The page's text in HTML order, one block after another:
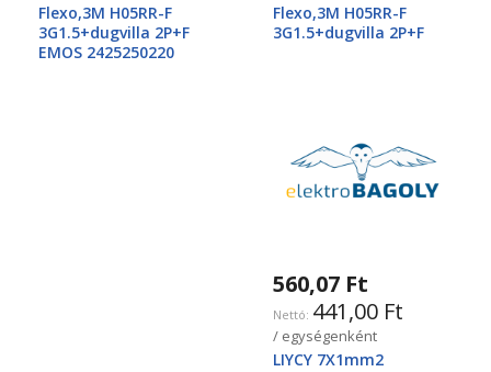
Flexo,3M H05RR-F
3G1.5+dugvilla 2P+F
EMOS 2425250220
Flexo,3M H05RR-F
3G1.5+dugvilla 2P+F
560,07 Ft
441,00 Ft
/ egységenként
LIYCY 7X1mm2